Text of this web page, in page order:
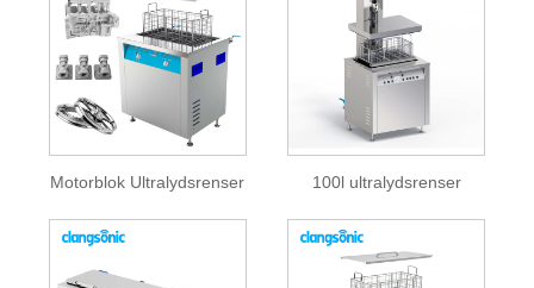
Motorblok Ultralydsrenser 100l ultralydsrenser